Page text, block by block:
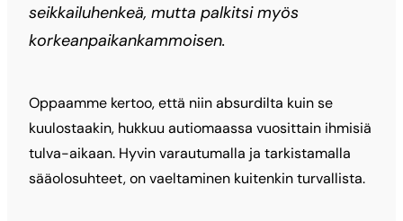
seikkailuhenkeä, mutta palkitsi myös
korkeanpaikankammoisen.
Oppaamme kertoo, että niin absurdilta kuin se
kuulostaakin, hukkuu autiomaassa vuosittain ihmisiä
tulva-aikaan. Hyvin varautumalla ja tarkistamalla
sääolosuhteet, on vaeltaminen kuitenkin turvallista.